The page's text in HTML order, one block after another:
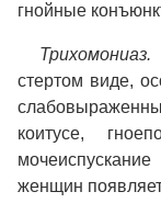
гнойные
Трихомониаз.
стертом виде,
коитусе,
женщин